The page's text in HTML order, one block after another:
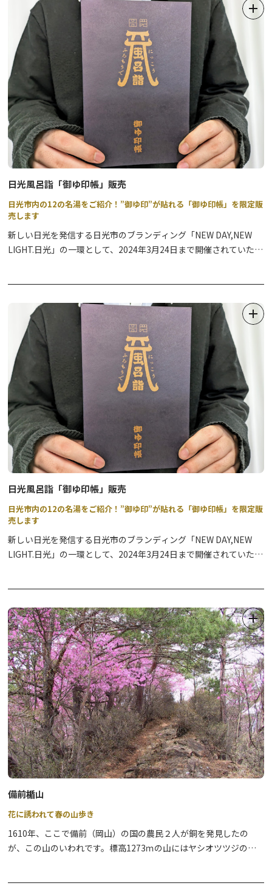
日光風呂詣「御ゆ印帳」販売
日光市内の12の名湯をご紹介！”御ゆ印”が貼れる「御ゆ印帳」を限定販
売します
新しい日光を発信する日光市のブランディング「NEW DAY,NEW
LIGHT.日光」の一環として、2024年3月24日まで開催されていた
日光市内の各エリアにおける、取扱宿泊施設または日帰り入浴施設
（計33施設）で配布されている”御ゆ印”をそれぞれ貼ることがで
きる仕様になっており、日光市が誇る温泉を巡りながらお楽しみい
ただけるものとなっています。
日光旅の記念にも。ご自分へのお土産としてもおすすめです。
ぜひ各温泉をご堪能下さい。
※『御ゆ印』の印紙は、「御ゆ印帳」をお持ちの方にのみ配布して
います。
【「御ゆ印帳」販売について】
●販売期間：2024年4月15日（月）～7月15日（月祝）
●販売場所：日光市観光協会の各案内所
①日光支部（mekke 日光郷土センター内）
ンター内）
⑤本部・今市支部（道の駅日光 観光情報館）
●販売価格：1冊500円（税込）
限定販売となりますので、どうぞお買い求めください。
日光風呂詣「御ゆ印帳」販売
日光市内の12の名湯をご紹介！”御ゆ印”が貼れる「御ゆ印帳」を限定販
売します
新しい日光を発信する日光市のブランディング「NEW DAY,NEW
LIGHT.日光」の一環として、2024年3月24日まで開催されていた
日光市内の各エリアにおける、取扱宿泊施設または日帰り入浴施設
（計33施設）で配布されている”御ゆ印”をそれぞれ貼ることがで
きる仕様になっており、日光市が誇る温泉を巡りながらお楽しみい
ただけるものとなっています。
日光旅の記念にも。ご自分へのお土産としてもおすすめです。
ぜひ各温泉をご堪能下さい。
※『御ゆ印』の印紙は、「御ゆ印帳」をお持ちの方にのみ配布して
います。
【「御ゆ印帳」販売について】
●販売期間：2024年4月15日（月）～7月15日（月祝）
●販売場所：日光市観光協会の各案内所
備前楯山
花に誘われて春の山歩き
1610年、ここで備前（岡山）の国の農民２人が銅を発見したの
が、この山のいわれです。標高1273ｍの山にはヤシオツツジの群